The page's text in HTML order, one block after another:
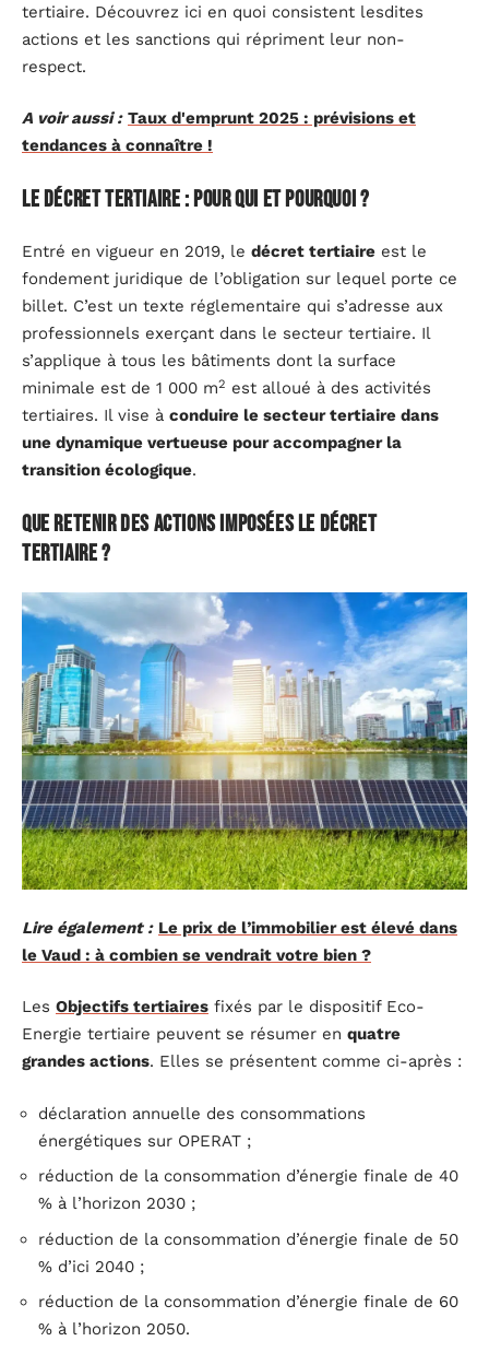
tertiaire. Découvrez ici en quoi consistent lesdites
actions et les sanctions qui répriment leur non-
respect.
A voir aussi : Taux d'emprunt 2025 : prévisions et
tendances à connaître !
Le décret tertiaire : pour qui et pourquoi ?
Entré en vigueur en 2019, le décret tertiaire est le
fondement juridique de l’obligation sur lequel porte ce
billet. C’est un texte réglementaire qui s’adresse aux
professionnels exerçant dans le secteur tertiaire. Il
s’applique à tous les bâtiments dont la surface
minimale est de 1 000 m2 est alloué à des activités
tertiaires. Il vise à conduire le secteur tertiaire dans
une dynamique vertueuse pour accompagner la
transition écologique.
Que retenir des actions imposées le décret
tertiaire ?
Lire également : Le prix de l’immobilier est élevé dans
le Vaud : à combien se vendrait votre bien ?
Les Objectifs tertiaires fixés par le dispositif Eco-
Energie tertiaire peuvent se résumer en quatre
grandes actions. Elles se présentent comme ci-après :
déclaration annuelle des consommations
énergétiques sur OPERAT ;
réduction de la consommation d’énergie finale de 40
% à l’horizon 2030 ;
réduction de la consommation d’énergie finale de 50
% d’ici 2040 ;
réduction de la consommation d’énergie finale de 60
% à l’horizon 2050.